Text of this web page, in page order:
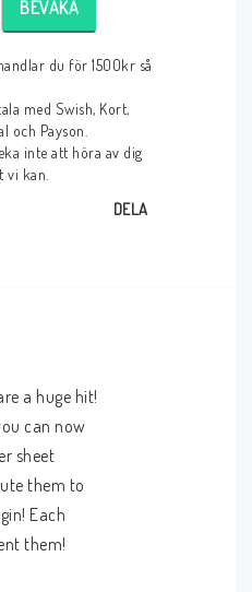
BEVAKA
du för 1500kr så
med Swish, Kort,
och Payson.
inte att höra av dig
vi kan.
DELA
a huge hit!
can now
sheet
them to
Each
them!